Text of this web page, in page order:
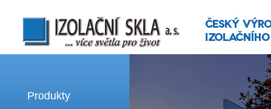
Izolační skla | výroba izolačních sklel
Produkty